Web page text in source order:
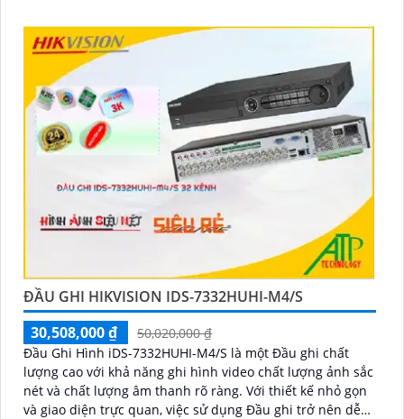
ĐẦU GHI HIKVISION IDS-7332HUHI-M4/S
30,508,000 ₫
50,020,000 ₫
Đầu Ghi Hình iDS-7332HUHI-M4/S là một Đầu ghi chất
lượng cao với khả năng ghi hình video chất lượng ảnh sắc
nét và chất lượng âm thanh rõ ràng. Với thiết kế nhỏ gọn
và giao diện trực quan, việc sử dụng Đầu ghi trở nên dễ